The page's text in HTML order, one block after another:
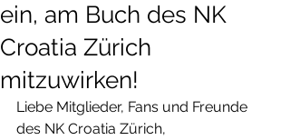
ein, am Buch des NK
Croatia Zürich
mitzuwirken!
Liebe Mitglieder, Fans und Freunde
des NK Croatia Zürich,